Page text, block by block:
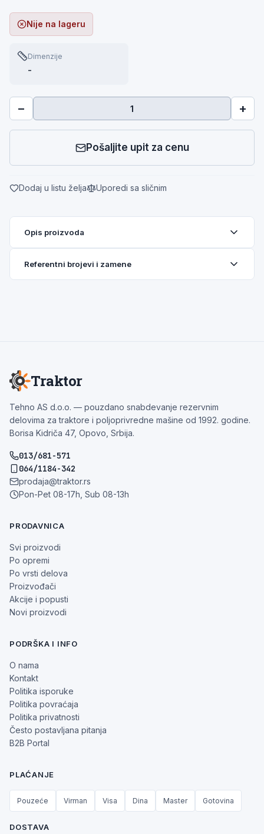
Nije na lageru
Dimenzije
-
− +
Pošaljite upit za cenu
Dodaj u listu želja Uporedi sa sličnim
Opis proizvoda
Referentni brojevi i zamene
Traktor
Tehno AS d.o.o. — pouzdano snabdevanje rezervnim
delovima za traktore i poljoprivredne mašine od 1992. godine.
Borisa Kidriča 47, Opovo, Srbija.
013/681-571
064/1184-342
prodaja@traktor.rs
Pon-Pet 08-17h, Sub 08-13h
PRODAVNICA
Svi proizvodi
Po opremi
Po vrsti delova
Proizvođači
Akcije i popusti
Novi proizvodi
PODRŠKA I INFO
O nama
Kontakt
Politika isporuke
Politika povraćaja
Politika privatnosti
Često postavljana pitanja
B2B Portal
PLAĆANJE
Pouzeće Virman Visa Dina Master Gotovina
DOSTAVA